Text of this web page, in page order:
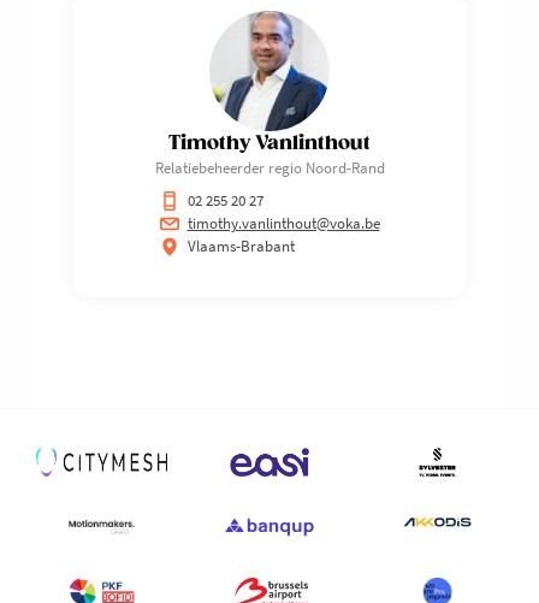
Timothy Vanlinthout
Relatiebeheerder regio Noord-Rand
02 255 20 27
timothy.vanlinthout@voka.be
Vlaams-Brabant